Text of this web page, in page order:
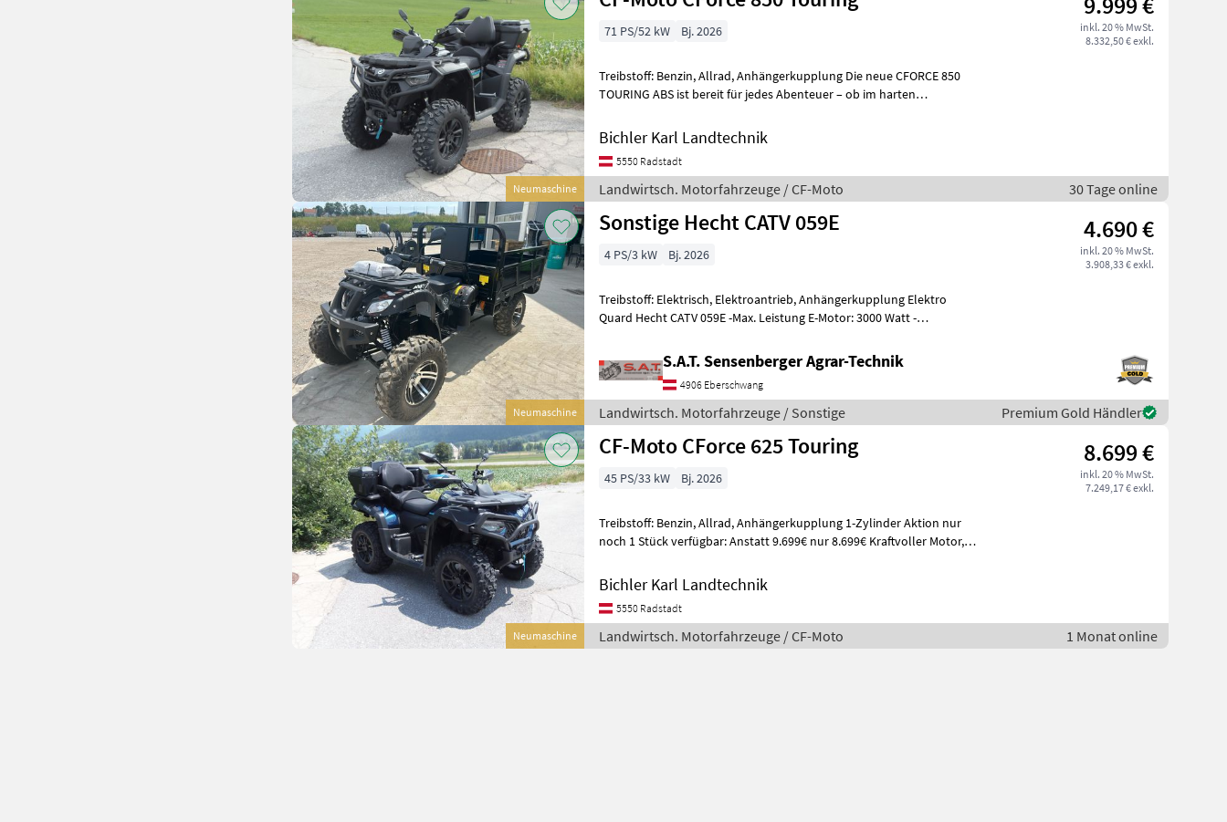
Neumaschine
inkl. 20 % MwSt.
8.332,50 € exkl.
71 PS/52 kW Bj. 2026
Treibstoff: Benzin, Allrad, Anhängerkupplung Die neue CFORCE 850
TOURING ABS ist bereit für jedes Abenteuer – ob im harten
Bichler Karl Landtechnik
5550 Radstadt
Landwirtsch. Motorfahrzeuge / CF-Moto 30 Tage online
Neumaschine
Sonstige Hecht CATV 059E 4.690 €
inkl. 20 % MwSt.
3.908,33 € exkl.
4 PS/3 kW Bj. 2026
Treibstoff: Elektrisch, Elektroantrieb, Anhängerkupplung Elektro
Quard Hecht CATV 059E -Max. Leistung E-Motor: 3000 Watt -
S.A.T. Sensenberger Agrar-Technik
4906 Eberschwang
Landwirtsch. Motorfahrzeuge / Sonstige Premium Gold Händler
Neumaschine
CF-Moto CForce 625 Touring 8.699 €
inkl. 20 % MwSt.
7.249,17 € exkl.
45 PS/33 kW Bj. 2026
Treibstoff: Benzin, Allrad, Anhängerkupplung 1-Zylinder Aktion nur
noch 1 Stück verfügbar: Anstatt 9.699€ nur 8.699€ Kraftvoller Motor,
Bichler Karl Landtechnik
5550 Radstadt
Landwirtsch. Motorfahrzeuge / CF-Moto 1 Monat online